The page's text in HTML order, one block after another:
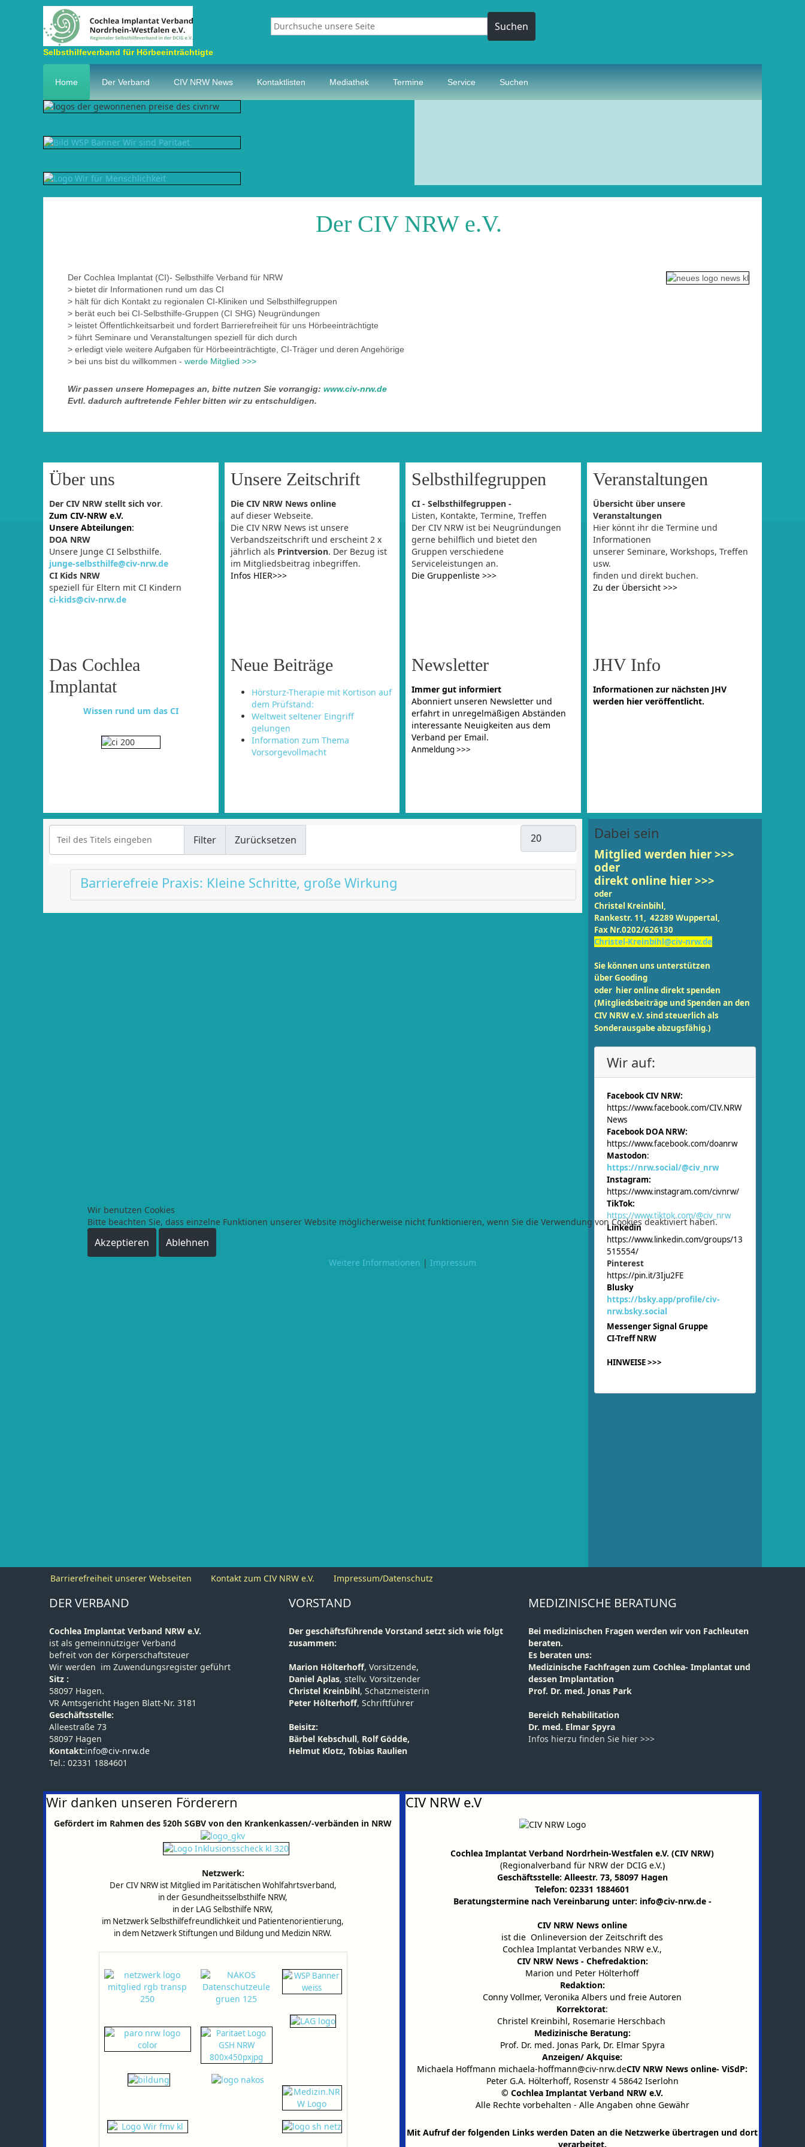
Selbsthilfeverband für Hörbeeinträchtigte
Durchsuche unsere Seite Suchen
Home Der Verband CIV NRW News Kontaktlisten Mediathek Termine Service Suchen
Der CIV NRW e.V.
Der Cochlea Implantat (CI)- Selbsthilfe Verband für NRW
> bietet dir Informationen rund um das CI
> hält für dich Kontakt zu regionalen CI-Kliniken und Selbsthilfegruppen
> berät euch bei CI-Selbsthilfe-Gruppen (CI SHG) Neugründungen
> leistet Öffentlichkeitsarbeit und fordert Barrierefreiheit für uns Hörbeeinträchtigte
> führt Seminare und Veranstaltungen speziell für dich durch
> erledigt viele weitere Aufgaben für Hörbeeinträchtigte, CI-Träger und deren Angehörige
> bei uns bist du willkommen - werde Mitglied >>>
Wir passen unsere Homepages an, bitte nutzen Sie vorrangig: www.civ-nrw.de
Evtl. dadurch auftretende Fehler bitten wir zu entschuldigen.
Über uns
Der CIV NRW stellt sich vor.
Zum CIV-NRW e.V.
Unsere Abteilungen:
DOA NRW
Unsere Junge CI Selbsthilfe.
junge-selbsthilfe@civ-nrw.de
CI Kids NRW
speziell für Eltern mit CI Kindern
ci-kids@civ-nrw.de
Unsere Zeitschrift
Die CIV NRW News online
auf dieser Webseite.
Die CIV NRW News ist unsere
Verbandszeitschrift und erscheint 2 x
jährlich als Printversion. Der Bezug ist
im Mitgliedsbeitrag inbegriffen.
Infos HIER>>>
Selbsthilfegruppen
CI - Selbsthilfegruppen -
Listen, Kontakte, Termine, Treffen
Der CIV NRW ist bei Neugründungen
gerne behilflich und bietet den
Gruppen verschiedene
Serviceleistungen an.
Die Gruppenliste >>>
Veranstaltungen
Übersicht über unsere
Veranstaltungen
Hier könnt ihr die Termine und
Informationen
unserer Seminare, Workshops, Treffen
usw.
finden und direkt buchen.
Zu der Übersicht >>>
Das Cochlea
Implantat
Wissen rund um das CI
Neue Beiträge
Hörsturz-Therapie mit Kortison auf
dem Prüfstand:
Weltweit seltener Eingriff
gelungen
Information zum Thema
Vorsorgevollmacht
Newsletter
Immer gut informiert
Abonniert unseren Newsletter und
erfahrt in unregelmäßigen Abständen
interessante Neuigkeiten aus dem
Verband per Email.
Anmeldung >>>
JHV Info
Informationen zur nächsten JHV
werden hier veröffentlicht.
Teil des Titels eingeben
Filter Zurücksetzen
Anzeige #
Barrierefreie Praxis: Kleine Schritte, große Wirkung
Dabei sein
Mitglied werden hier >>>
oder
direkt online hier >>>
oder
Christel Kreinbihl,
Rankestr. 11, 42289 Wuppertal,
Fax Nr.0202/626130
Christel-Kreinbihl@civ-nrw.de
Sie können uns unterstützen
überGooding
oder hier onlinedirekt spenden
(Mitgliedsbeiträge und Spenden an den
CIV NRW e.V. sind steuerlich als
Sonderausgabe abzugsfähig.)
Wir auf:
Facebook CIV NRW:
https://www.facebook.com/CIV.NRW
News
Facebook DOA NRW:
https://www.facebook.com/doanrw
Mastodon:
https://nrw.social/@civ_nrw
Instagram:
https://www.instagram.com/civnrw/
TikTok:
https://www.tiktok.com/@civ_nrw
Linkedin
https://www.linkedin.com/groups/13
515554/
Pinterest
https://pin.it/3Iju2FE
Blusky
https://bsky.app/profile/civ-
nrw.bsky.social
Messenger Signal Gruppe
CI-Treff NRW
HINWEISE >>>
Barrierefreiheit unserer Webseiten Kontakt zum CIV NRW e.V. Impressum/Datenschutz
DER VERBAND
Cochlea Implantat Verband NRW e.V.
ist als gemeinnütziger Verband
befreit von der Körperschaftsteuer
Wir werden im Zuwendungsregister geführt
Sitz :
58097 Hagen.
VR Amtsgericht Hagen Blatt-Nr. 3181
Geschäftsstelle:
Alleestraße 73
58097 Hagen
Kontakt:info@civ-nrw.de
Tel.: 02331 1884601
VORSTAND
Der geschäftsführende Vorstand setzt sich wie folgt
zusammen:
Marion Hölterhoff, Vorsitzende,
Daniel Aplas, stellv. Vorsitzender
Christel Kreinbihl, Schatzmeisterin
Peter Hölterhoff, Schriftführer
Beisitz:
Bärbel Kebschull, Rolf Gödde,
Helmut Klotz, Tobias Raulien
MEDIZINISCHE BERATUNG
Bei medizinischen Fragen werden wir von Fachleuten
beraten.
Es beraten uns:
Medizinische Fachfragen zum Cochlea- Implantat und
dessen Implantation
Prof. Dr. med. Jonas Park
Bereich Rehabilitation
Dr. med. Elmar Spyra
Infos hierzu finden Sie hier >>>
Wir danken unseren Förderern
Gefördert im Rahmen des §20h SGBV von den Krankenkassen/-verbänden in NRW
Netzwerk:
Der CIV NRW ist Mitglied im Paritätischen Wohlfahrtsverband,
in der Gesundheitsselbsthilfe NRW,
in der LAG Selbsthilfe NRW,
im Netzwerk Selbsthilfefreundlichkeit und Patientenorientierung,
in dem Netzwerk Stiftungen und Bildung und Medizin NRW.
CIV NRW e.V
Cochlea Implantat Verband Nordrhein-Westfalen e.V. (CIV NRW)
(Regionalverband für NRW der DCIG e.V.)
Geschäftsstelle: Alleestr. 73, 58097 Hagen
Telefon: 02331 1884601
Beratungstermine nach Vereinbarung unter: info@civ-nrw.de-
CIV NRW News online
ist die Onlineversion der Zeitschrift des
Cochlea Implantat Verbandes NRW e.V.,
CIV NRW News - Chefredaktion:
Marion und Peter Hölterhoff
Redaktion:
Conny Vollmer, Veronika Albers und freie Autoren
Korrektorat:
Christel Kreinbihl, Rosemarie Herschbach
Medizinische Beratung:
Prof. Dr. med. Jonas Park, Dr. Elmar Spyra
Anzeigen/ Akquise:
Michaela Hoffmann michaela-hoffmann@civ-nrw.deCIV NRW News online- ViSdP:
Peter G.A. Hölterhoff, Rosenstr 4 58642 Iserlohn
© Cochlea Implantat Verband NRW e.V.
Alle Rechte vorbehalten - Alle Angaben ohne Gewähr
Mit Aufruf der folgenden Links werden Daten an die Netzwerke übertragen und dort
verarbeitet.
Wir benutzen Cookies
Bitte beachten Sie, dass einzelne Funktionen unserer Website möglicherweise nicht funktionieren, wenn Sie die Verwendung von Cookies deaktiviert haben.
Akzeptieren Ablehnen
Weitere Informationen | Impressum